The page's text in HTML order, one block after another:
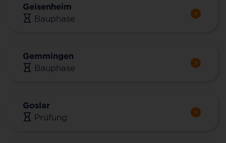
Geisenheim
Bauphase
Gemmingen
Bauphase
Goslar
Prüfung